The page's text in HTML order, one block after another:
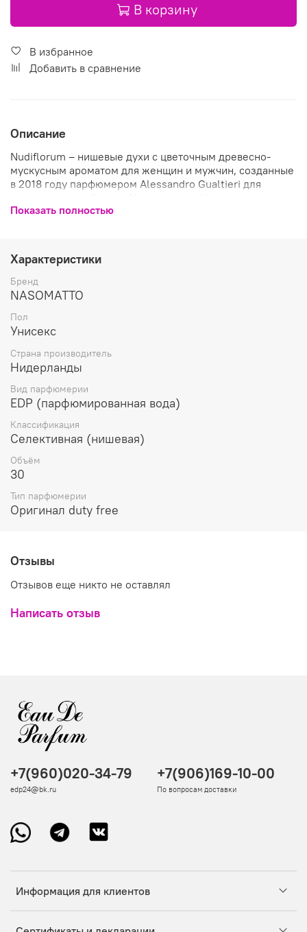
В корзину
В избранное
Добавить в сравнение
Описание
Nudiflorum – нишевые духи с цветочным древесно-
мускусным ароматом для женщин и мужчин, созданные
в 2018 году парфюмером Alessandro Gualtieri для
Пьянящий, чувственный парфюм Nudiflorum
ароматическую утонченную оболочку, пронизанную
страстью, желанием и дарящую удивительные
эмоциональные ощущения; легчайшее прикосновение
к чему- то прекрасному и непознанному.
Уникальная композиция парфюма держится в секрете,
но главным ингредиентом аромата является невероятно
жасмина в окружении благородных древесных и
чувственных нежных мускусных оттенков.
Аромат Nasomatto Nudiflorum заключен в элегантный
дизайнерский флакон, украшенный крышечкой из
натурального дерева.
Показать полностью
Характеристики
Бренд
NASOMATTO
Пол
Унисекс
Страна производитель
Нидерланды
Вид парфюмерии
EDP (парфюмированная вода)
Классификация
Селективная (нишевая)
Объём
30
Тип парфюмерии
Оригинал duty free
Отзывы
Отзывов еще никто не оставлял
Написать отзыв
Информация для клиентов
+7(960)020-34-79
edp24@bk.ru
+7(906)169-10-00
По вопросам доставки